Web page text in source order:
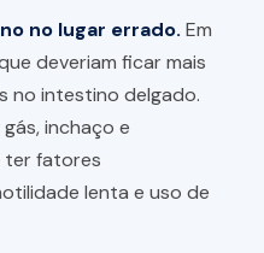
no lugar errado. Em
deveriam ficar mais
no intestino delgado.
inchaço e
ter fatores
lenta e uso de